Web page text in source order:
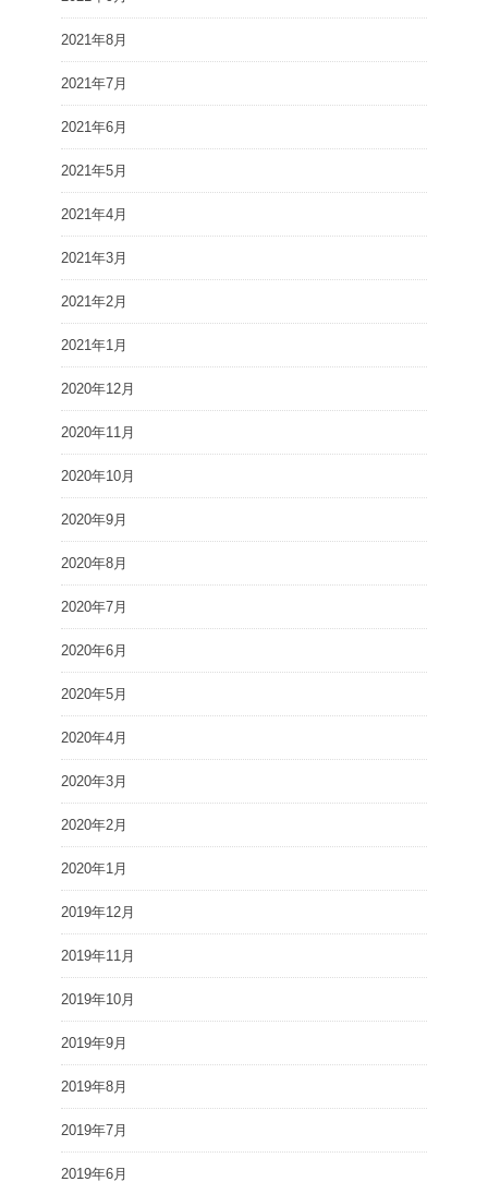
2021年8月
2021年7月
2021年6月
2021年5月
2021年4月
2021年3月
2021年2月
2021年1月
2020年12月
2020年11月
2020年10月
2020年9月
2020年8月
2020年7月
2020年6月
2020年5月
2020年4月
2020年3月
2020年2月
2020年1月
2019年12月
2019年11月
2019年10月
2019年9月
2019年8月
2019年7月
2019年6月